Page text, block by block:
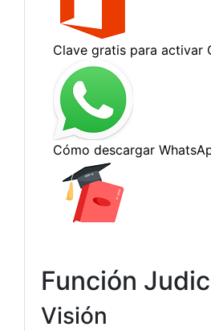
Función
Visión